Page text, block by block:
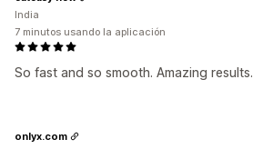
So fast and so smooth. Amazing results.
India
7 minutos usando la aplicación
onlyx.com